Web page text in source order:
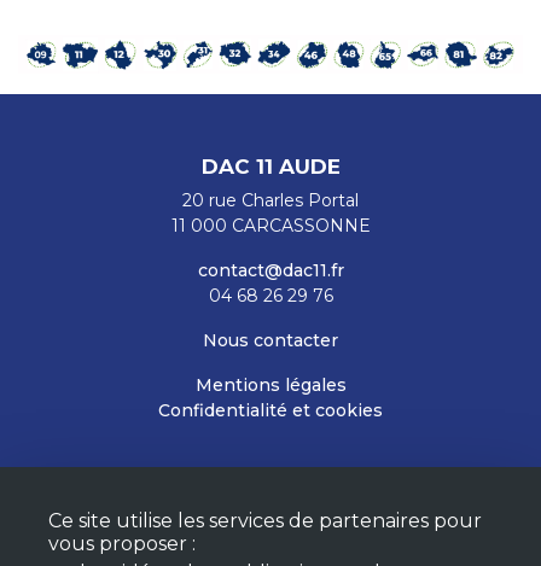
DAC 11 AUDE
20 rue Charles Portal
11 000 CARCASSONNE
contact@dac11.fr
04 68 26 29 76
Nous contacter
Mentions légales
Confidentialité et cookies
M'ABONNER À LA NEWSLETTER
Ce site utilise les services de partenaires pour
vous proposer :